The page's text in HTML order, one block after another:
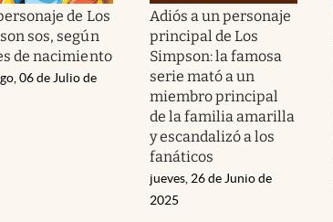
de Los
sos, según
de nacimiento
06 de Julio de
Adiós a un personaje
principal de Los
Simpson: la famosa
serie mató a un
miembro principal
de la familia amarilla
y escandalizó a los
fanáticos
jueves, 26 de Junio de
2025